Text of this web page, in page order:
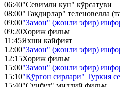
06:40"Севимли кун" кўрсатуви
08:00"Тақдирлар" теленовелла
09:00"Замон" (жонли эфир)
09:20Хориж фильм
11:45Яхши кайфият
12:00"Замон" (жонли эфир)
12:15Хориж фильм
15:00"Замон" (жонли эфир)
15:10"Қўрғон сирлари" Туркия